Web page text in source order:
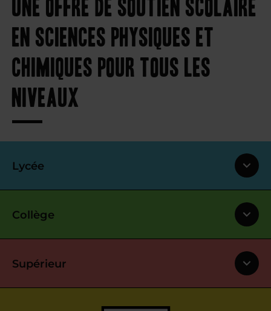
en sciences physiques et
chimiques pour tous les
niveaux
Lycée
Collège
Supérieur